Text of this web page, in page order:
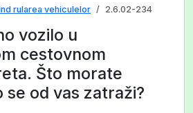
rularea vehiculelor 2.6.02-234
vozilo u
cestovnom
Što morate
se od vas zatraži?